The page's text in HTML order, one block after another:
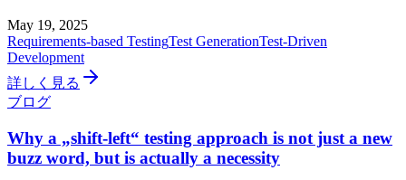
May 19, 2025
Requirements-based TestingTest GenerationTest-Driven
Development
詳しく見る
ブログ
Why a „shift-left“ testing approach is not just a new
buzz word, but is actually a necessity